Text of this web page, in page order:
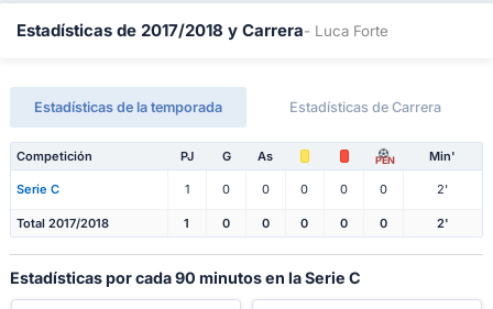
Estadísticas de 2017/2018 y Carrera- Luca Forte
Estadísticas de la temporada Estadísticas de Carrera
Competición PJ G As PEN Min'
Serie C 1 0 0 0 0 0 2'
Total 2017/2018 1 0 0 0 0 0 2'
Estadísticas por cada 90 minutos en la Serie C